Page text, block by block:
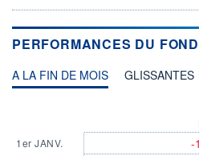
PERFORMANCES DU
A LA FIN DE MOIS GLISSANTES
1er JANV.
-